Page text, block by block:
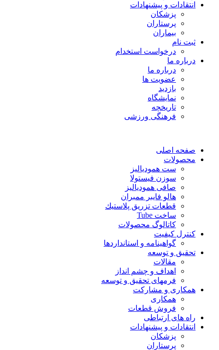
انتقادات و پيشنهادات
پزشكان
پرستاران
بيماران
ثبت نام
درخواست استخدام
درباره ما
درباره ما
عضویت ها
بازدید
نمایشگاه
تاريخچه
فرهنگی ورزشی
صفحه اصلی
محصولات
ست همودیالیز
سوزن فیستولا
صافی همودیالیز
هالو فایبر ممبران
قطعات تزريق پلاستيك
ساخت Tube
کاتالوگ محصولات
کنترل کیفیت
گواهينامه و استانداردها
تحقيق و توسعه
مقالات
اهداف و چشم انداز
فرمهای تحقیق و توسعه
همکاری و مشارکت
همکاری
فروش قطعات
راه های ارتباطی
انتقادات و پيشنهادات
پزشكان
پرستاران